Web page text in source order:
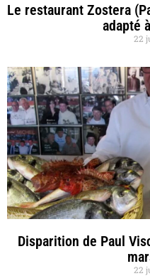
Le restaurant Zostera
adapté
22
Disparition de Paul
22